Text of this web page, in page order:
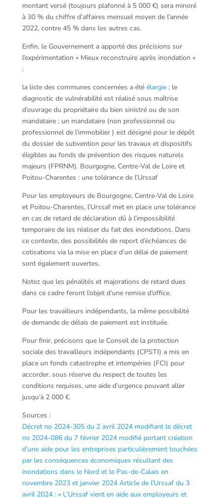
montant versé (toujours plafonné à 5 000 €) sera minoré
à 30 % du chiffre d’affaires mensuel moyen de l’année
2022, contre 45 % dans les autres cas.
Enfin, le Gouvernement a apporté des précisions sur
l’expérimentation « Mieux reconstruire après inondation »
:
la liste des communes concernées a été élargie; le
diagnostic de vulnérabilité est réalisé sous maîtrise
d’ouvrage du propriétaire du bien sinistré ou de son
mandataire ; un mandataire (non professionnel ou
professionnel de l’immobilier ) est désigné pour le dépôt
du dossier de subvention pour les travaux et dispositifs
éligibles au fonds de prévention des risques naturels
majeurs (FPRNM). Bourgogne, Centre-Val de Loire et
Poitou-Charentes : une tolérance de l’Urssaf
Pour les employeurs de Bourgogne, Centre-Val de Loire
et Poitou-Charentes, l’Urssaf met en place une tolérance
en cas de retard de déclaration dû à l’impossibilité
temporaire de les réaliser du fait des inondations. Dans
ce contexte, des possibilités de report d’échéances de
cotisations via la mise en place d’un délai de paiement
sont également ouvertes.
Notez que les pénalités et majorations de retard dues
dans ce cadre feront l’objet d’une remise d’office.
Pour les travailleurs indépendants, la même possibilité
de demande de délais de paiement est instituée.
Pour finir, précisons que le Conseil de la protection
sociale des travailleurs indépendants (CPSTI) a mis en
place un fonds catastrophe et intempéries (FCI) pour
accorder, sous réserve du respect de toutes les
conditions requises, une aide d’urgence pouvant aller
jusqu’à 2 000 €.
Sources :
Décret no 2024-305 du 2 avril 2024 modifiant le décret
no 2024-086 du 7 février 2024 modifié portant création
d’une aide pour les entreprises particulièrement touchées
par les conséquences économiques résultant des
inondations dans le Nord et le Pas-de-Calais en
novembre 2023 et janvier 2024 Article de l’Urssaf du 3
avril 2024 : « L’Urssaf vient en aide aux employeurs et